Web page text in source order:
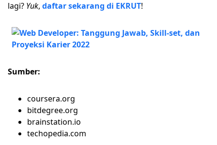
lagi? Yuk, daftar sekarang di EKRUT!
Sumber:
coursera.org
bitdegree.org
brainstation.io
techopedia.com